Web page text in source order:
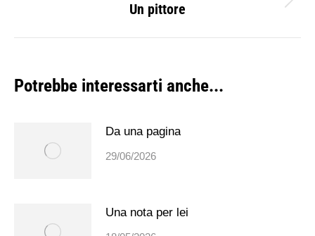
Prossimo
post:
Un pittore
Potrebbe interessarti anche...
Da una pagina
29/06/2026
Una nota per lei